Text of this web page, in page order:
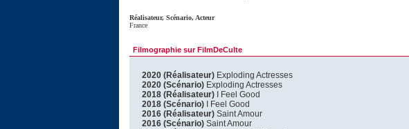
Réalisateur, Scénario, Acteur
France
Filmographie sur FilmDeCulte
2020 (Réalisateur) Exploding Actresses
2020 (Scénario) Exploding Actresses
2018 (Réalisateur) I Feel Good
2018 (Scénario) I Feel Good
2016 (Réalisateur) Saint Amour
2016 (Scénario) Saint Amour